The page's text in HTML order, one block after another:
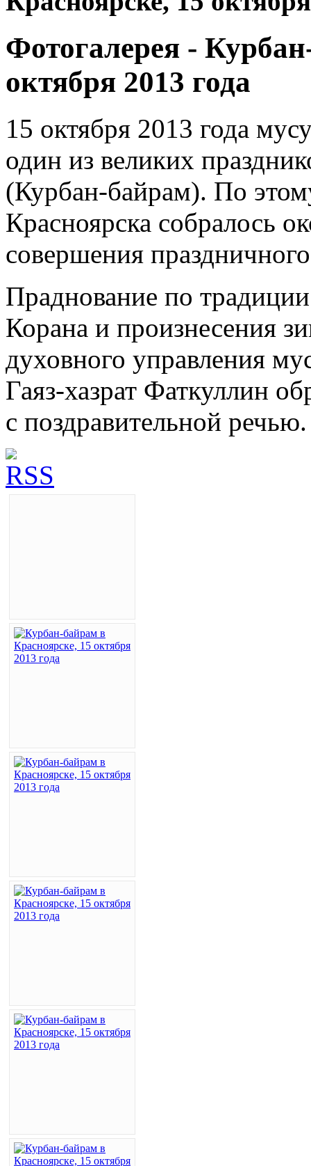
Фотогалерея -
октября 2013 года
15 октября 2013 года
один из великих
(Курбан-байрам). По
Красноярска собралось
совершения
Праднование по
Корана и произнесения
духовного управления
Гаяз-хазрат Фаткуллин
с поздравительной речью.